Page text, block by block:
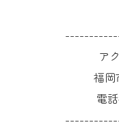
ア
福岡
電